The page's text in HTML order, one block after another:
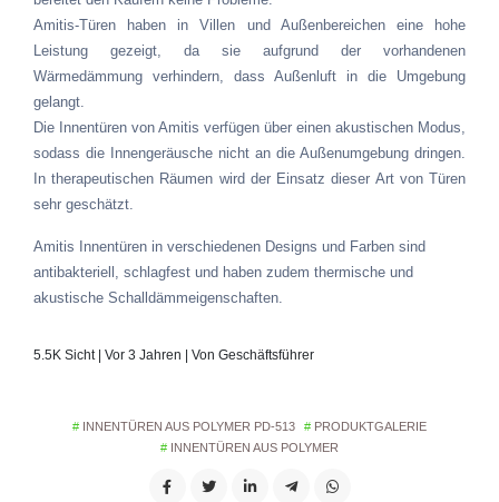
Amitis-Türen haben in Villen und Außenbereichen eine hohe
Leistung gezeigt, da sie aufgrund der vorhandenen
Wärmedämmung verhindern, dass Außenluft in die Umgebung
gelangt.
Die Innentüren von Amitis verfügen über einen akustischen Modus,
sodass die Innengeräusche nicht an die Außenumgebung dringen.
In therapeutischen Räumen wird der Einsatz dieser Art von Türen
sehr geschätzt.
Amitis Innentüren in verschiedenen Designs und Farben sind
antibakteriell, schlagfest und haben zudem thermische und
akustische Schalldämmeigenschaften.
5.5K Sicht | Vor 3 Jahren | Von Geschäftsführer
INNENTÜREN AUS POLYMER PD-513
PRODUKTGALERIE
INNENTÜREN AUS POLYMER